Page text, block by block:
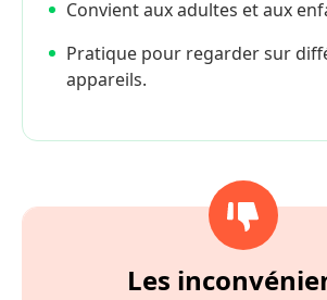
Convient aux adultes et aux
Pratique pour regarder sur
appareils.
Les